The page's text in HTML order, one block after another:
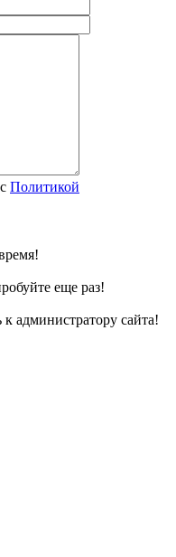
Политикой
еще раз!
администратору сайта!